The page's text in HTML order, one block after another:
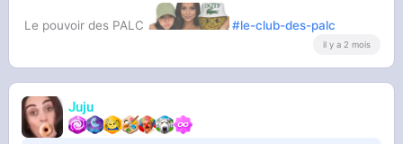
Le pouvoir des PALC #le-club-des-palc
il y a 2 mois
Juju